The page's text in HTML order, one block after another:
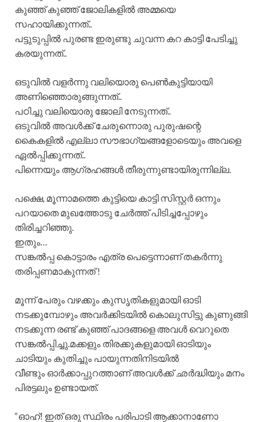
കുഞ്ഞ് കുഞ്ഞ് ജോലികളിൽ അമ്മയെ
സഹായിക്കുന്നത്..
പട്ടുടുപ്പിൽ പുരണ്ട ഇരുണ്ടു ചുവന്ന കറ കാട്ടി പേടിച്ചു
കരയുന്നത്..
ഒടുവിൽ വളർന്നു വലിയൊരു പെൺകുട്ടിയായി
അണിഞ്ഞൊരുങ്ങുന്നത്..
പഠിച്ചു വലിയൊരു ജോലി നേടുന്നത്..
ഒടുവിൽ അവൾക്ക് ചേരുന്നൊരു പുരുഷന്റെ
കൈകളിൽ എല്ലാ സൗഭാഗ്യങ്ങളോടെയും അവളെ
ഏൽപ്പിക്കുന്നത്..
പിന്നെയും ആഗ്രഹങ്ങൾ തീരുന്നുണ്ടായിരുന്നില്ല.
പക്ഷെ, മൂന്നാമത്തെ കുട്ടിയെ കാട്ടി സിസ്റ്റർ ഒന്നും
പറയാതെ മുഖത്തോടു ചേർത്ത് പിടിച്ചപ്പോഴും
തിരിച്ചറിഞ്ഞു.
ഇതും…
സങ്കൽപ്പ കൊട്ടാരം എത്ര പെട്ടെന്നാണ് തകർന്നു
തരിപ്പണമാകുന്നത് !
മൂന്ന് പേരും വഴക്കും കുസൃതികളുമായി ഓടി
നടക്കുമ്പോഴും അവർക്കിടയിൽ കൊലുസിട്ടു കുണുങ്ങി
നടക്കുന്ന രണ്ട് കുഞ്ഞ് പാദങ്ങളെ അവൾ വെറുതെ
സങ്കൽപ്പിച്ചു.മക്കളും തിരക്കുകളുമായി ഓടിയും
ചാടിയും കുതിച്ചും പായുന്നതിനിടയിൽ
വീണ്ടും ഓർക്കാപ്പുറത്താണ് അവൾക്ക് ഛർദ്ധിയും മനം
പിരട്ടലും ഉണ്ടായത്.
“ഓഹ്! ഇത് ഒരു സ്ഥിരം പരിപാടി ആക്കാനാണോ